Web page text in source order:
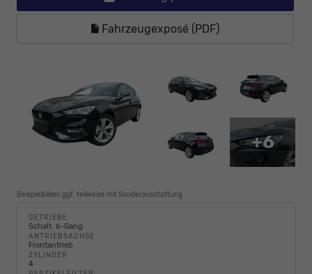
Fahrzeugexposé (PDF)
+6
Beispielbilder, ggf. teilweise mit Sonderausstattung
GETRIEBE
Schalt. 6-Gang
ANTRIEBSACHSE
Frontantrieb
ZYLINDER
4